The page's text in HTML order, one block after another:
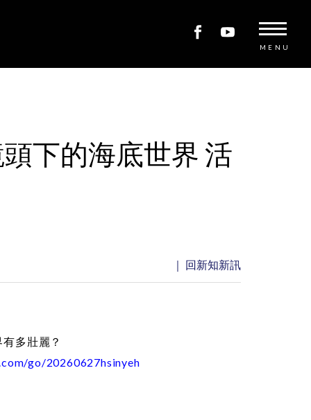
MENU
下的海底世界 活
｜ 回新知新訊
多壯麗？
go/20260627hsinyeh